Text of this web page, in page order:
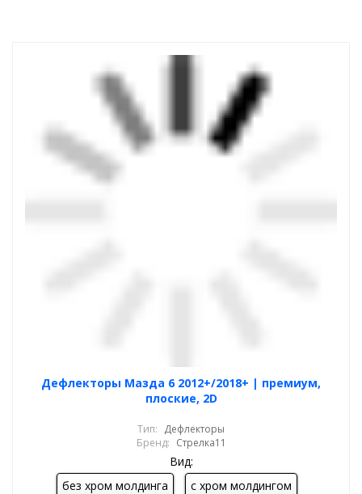
Дефлекторы Мазда 6 2012+/2018+ | премиум,
плоские, 2D
Тип: Дефлекторы
Бренд: Стрелка11
Вид:
без хром молдинга
с хром молдингом